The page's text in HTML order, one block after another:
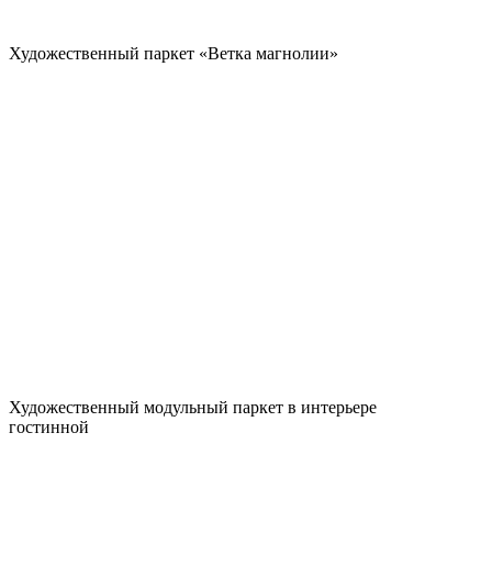
Художественный паркет «Ветка магнолии»
Художественный модульный паркет в интерьере
гостинной